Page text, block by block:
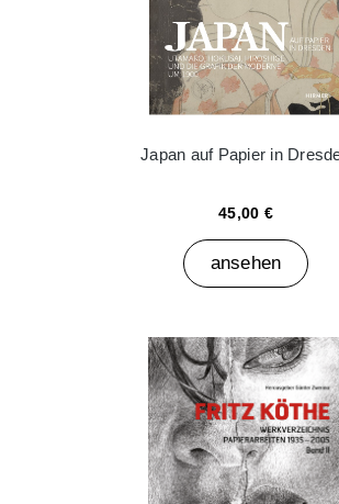
Japan auf Papier in
45,00 €
ansehen